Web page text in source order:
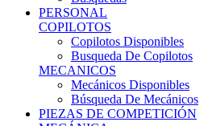
COPILOTOS
Copilotos Disponibles
Busqueda De Copilotos
MECANICOS
Mecánicos Disponibles
Búsqueda De Mecánicos
PIEZAS DE COMPETICIÓN
MECÁNICA
Motores